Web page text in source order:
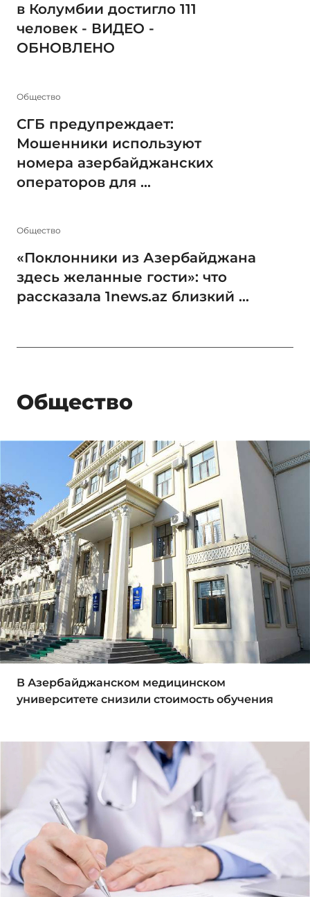
в Колумбии достигло 111
человек - ВИДЕО -
ОБНОВЛЕНО
Общество
СГБ предупреждает:
Мошенники используют
номера азербайджанских
операторов для ...
Общество
«Поклонники из Азербайджана
здесь желанные гости»: что
рассказала 1news.az близкий ...
Общество
В Азербайджанском медицинском
университете снизили стоимость обучения